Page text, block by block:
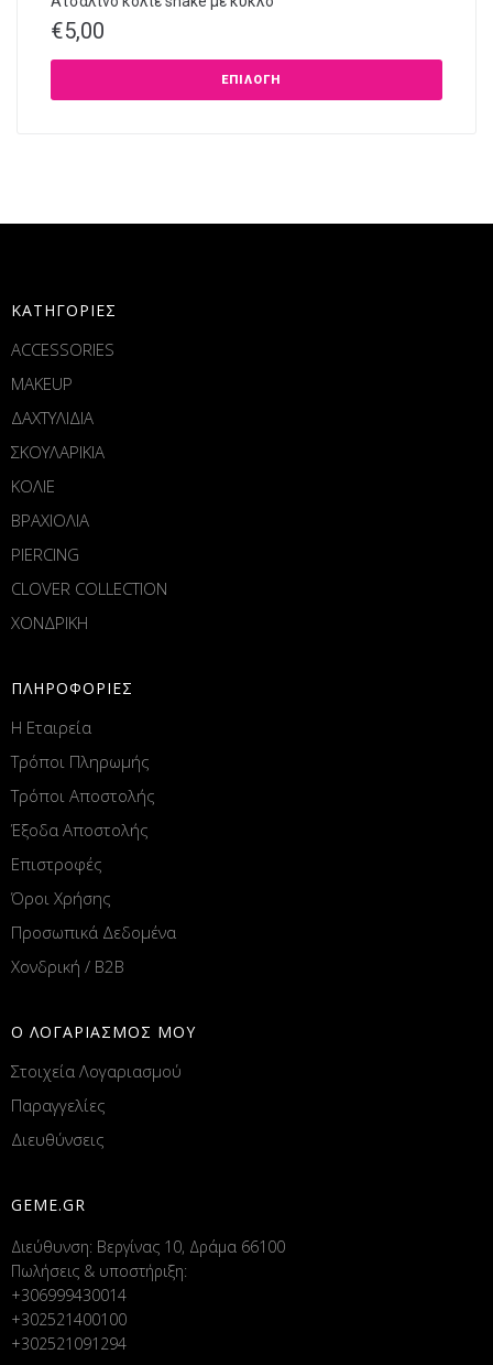
€5,00
ΕΠΙΛΟΓΉ
ΚΑΤΗΓΟΡΙΕΣ
ACCESSORIES
MAKEUP
ΔΑΧΤΥΛΙΔΙΑ
ΣΚΟΥΛΑΡΙΚΙΑ
ΚΟΛΙΕ
ΒΡΑΧΙΟΛΙΑ
PIERCING
CLOVER COLLECTION
ΧΟΝΔΡΙΚΗ
ΠΛΗΡΟΦΟΡΙΕΣ
Η Εταιρεία
Τρόποι Πληρωμής
Τρόποι Αποστολής
Έξοδα Αποστολής
Επιστροφές
Όροι Χρήσης
Προσωπικά Δεδομένα
Χονδρική / B2B
Ο ΛΟΓΑΡΙΑΣΜΟΣ ΜΟΥ
Στοιχεία Λογαριασμού
Παραγγελίες
Διευθύνσεις
GEME.GR
Διεύθυνση: Βεργίνας 10, Δράμα 66100
Πωλήσεις & υποστήριξη:
+306999430014
+302521400100
+302521091294